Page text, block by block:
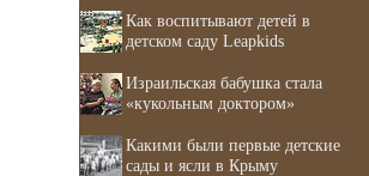
Как воспитывают детей в
детском саду Leapkids
Израильская бабушка стала
«кукольным доктором»
Какими были первые детские
сады и ясли в Крыму